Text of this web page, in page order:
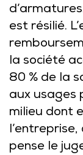
est résilié.
la société
80 % de la
aux usages
milieu dont
pense le